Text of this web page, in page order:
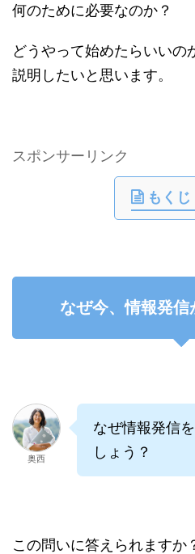
何のために必要なのか？
どうやって始めたらいいの
説明したいと思います。
スポンサーリンク
もくじ
なぜ今、情報発信
奥西
なぜ情報発信
しょう？
この問いに答えられますか